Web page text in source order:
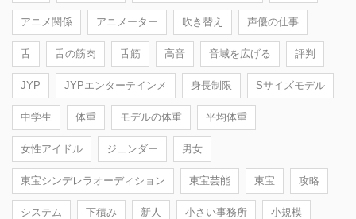
アニメ関係 アニメーター 吹き替え 声優の仕事
舌 舌の筋肉 舌筋 高音 音域を広げる 評判
JYP JYPエンターテインメ 身長制限 Sサイズモデル
中学生 体重 モデルの体重 平均体重
女性アイドル ジェンダー 男女
東宝シンデレラオーディション 東宝芸能 東宝 攻略
システム 下積み 新人 小さい事務所 小規模